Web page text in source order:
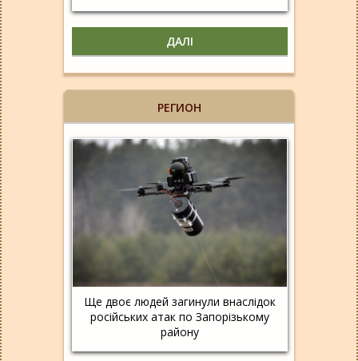
ДАЛІ
РЕГИОН
Ще двоє людей загинули внаслідок
російських атак по Запорізькому
району